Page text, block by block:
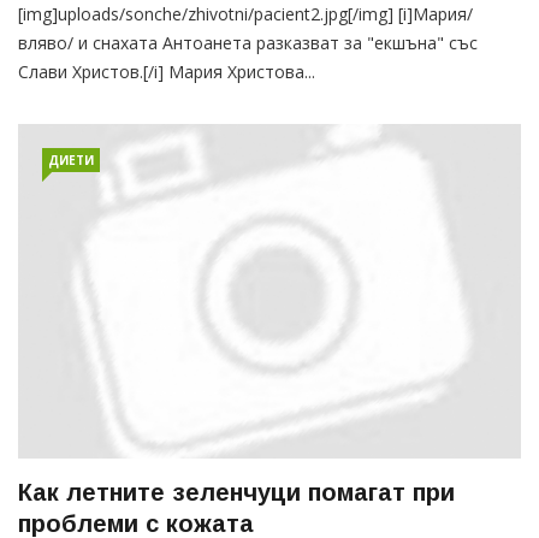
[img]uploads/sonche/zhivotni/pacient2.jpg[/img] [i]Мария/
вляво/ и снахата Антоанета разказват за "екшъна" със
Слави Христов.[/i] Мария Христова...
ДИЕТИ
Как летните зеленчуци помагат при
проблеми с кожата